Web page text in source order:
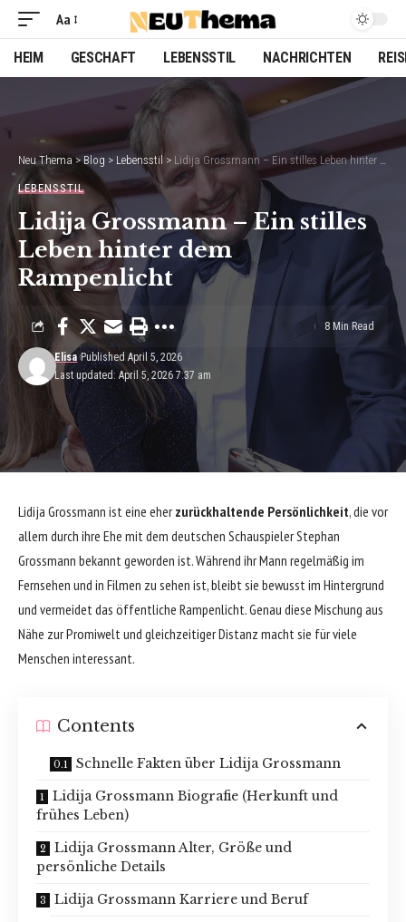
Font
Resizer
Aa
HEIM GESCHAFT LEBENSSTIL NACHRICHTEN
Neu Thema >Blog > Lebensstil> Lidija Grossmann – Ein stilles Leben hinter dem Rampenlicht
LEBENSSTIL
Lidija Grossmann – Ein stilles
Leben hinter dem
Rampenlicht
Last updated: April 5, 2026 7:37 am
Elisa Published April 5, 2026
8 Min Read
Lidija Grossmann ist eine eherzurückhaltende Persönlichkeit, die vor
allem durch ihre Ehe mit dem deutschen SchauspielerStephan
Grossmann bekannt geworden ist. Während ihr Mann regelmäßig im
Fernsehen und in Filmen zu sehen ist, bleibt sie bewusst im Hintergrund
und vermeidet das öffentliche Rampenlicht. Genau diese Mischung aus
Nähe zur Promiwelt und gleichzeitiger Distanz macht sie für viele
Menschen interessant.
Contents
Schnelle Fakten über Lidija Grossmann
Lidija Grossmann Biografie (Herkunft und
frühes Leben)
Lidija Grossmann Alter, Größe und
persönliche Details
Lidija Grossmann Karriere und Beruf